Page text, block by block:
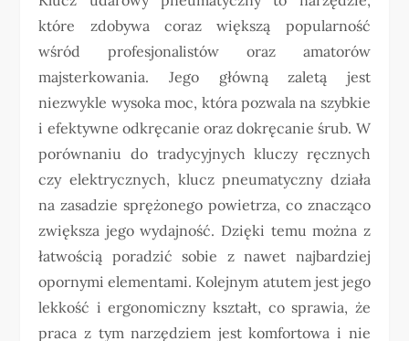
które zdobywa coraz większą popularność
wśród profesjonalistów oraz amatorów
majsterkowania. Jego główną zaletą jest
niezwykle wysoka moc, która pozwala na szybkie
i efektywne odkręcanie oraz dokręcanie śrub. W
porównaniu do tradycyjnych kluczy ręcznych
czy elektrycznych, klucz pneumatyczny działa
na zasadzie sprężonego powietrza, co znacząco
zwiększa jego wydajność. Dzięki temu można z
łatwością poradzić sobie z nawet najbardziej
opornymi elementami. Kolejnym atutem jest jego
lekkość i ergonomiczny kształt, co sprawia, że
praca z tym narzędziem jest komfortowa i nie